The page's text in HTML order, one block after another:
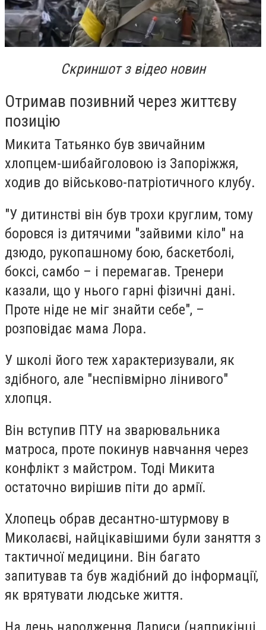
Cкриншот з відео новин
Отримав позивний через життєву
позицію
Микита Татьянко був звичайним
хлопцем-шибайголовою із Запоріжжя,
ходив до військово-патріотичного клубу.
"У дитинстві він був трохи круглим, тому
боровся із дитячими "зайвими кіло" на
дзюдо, рукопашному бою, баскетболі,
боксі, самбо – і перемагав. Тренери
казали, що у нього гарні фізичні дані.
Проте ніде не міг знайти себе", –
розповідає мама Лора.
У школі його теж характеризували, як
здібного, але "неспівмірно лінивого"
хлопця.
Він вступив ПТУ на зварювальника
матроса, проте покинув навчання через
конфлікт з майстром. Тоді Микита
остаточно вирішив піти до армії.
Хлопець обрав десантно-штурмову в
Миколаєві, найцікавішими були заняття з
тактичної медицини. Він багато
запитував та був жадібний до інформації,
як врятувати людське життя.